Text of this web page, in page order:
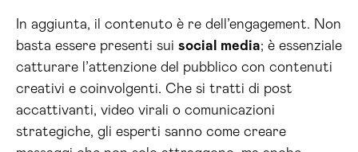
In aggiunta, il contenuto è re dell’engagement. Non
basta essere presenti sui social media; è essenziale
catturare l’attenzione del pubblico con contenuti
creativi e coinvolgenti. Che si tratti di post
accattivanti, video virali o comunicazioni
strategiche, gli esperti sanno come creare